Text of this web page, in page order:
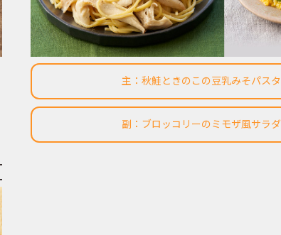
主：秋鮭ときのこの豆乳みそパスタ
副：ブロッコリーのミモザ風サラダ